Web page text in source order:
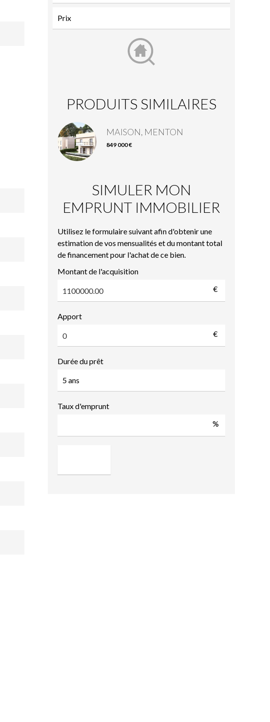
PRODUITS SIMILAIRES
MAISON, MENTON
849 000 €
SIMULER MON
EMPRUNT IMMOBILIER
Utilisez le formulaire suivant afin d'obtenir une
estimation de vos mensualités et du montant total
de financement pour l'achat de ce bien.
Montant de l'acquisition
€
Apport
€
Durée du prêt
Taux d'emprunt
%